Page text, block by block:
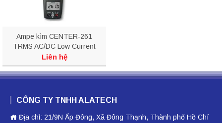
Ampe kìm CENTER-261
TRMS AC/DC Low Current
Clamp Meter 1mA
Liên hệ
CÔNG TY TNHH ALATECH
Địa chỉ: 21/9N Ấp Đông, Xã Đông Thạnh, Thành phố Hồ Chí